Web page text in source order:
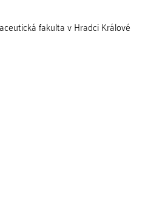
fakulta v Hradci Králové